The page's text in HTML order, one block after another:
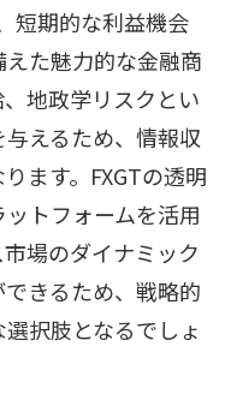
短期的な利益機会
た魅力的な金融商
地政学リスクとい
えるため、情報収
ます。FXGTの透明
トフォームを活用
場のダイナミック
きるため、戦略的
択肢となるでしょ